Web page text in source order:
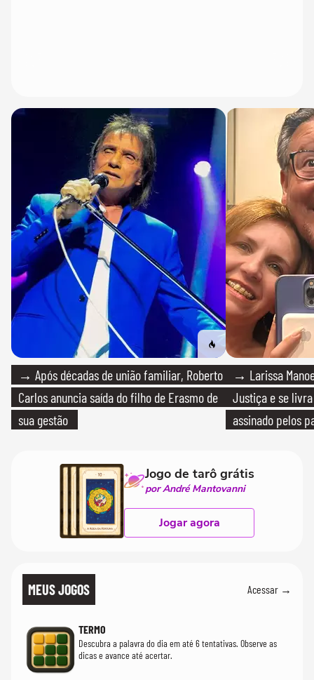
→ Após décadas de união familiar, Roberto
Carlos anuncia saída do filho de Erasmo de
sua gestão
→ Larissa
Justiça e se
assinado pelos
Jogo de tarô grátis
por André Mantovanni
Jogar agora
MEUS JOGOS Acessar →
TERMO
Descubra a palavra do dia em até 6 tentativas. Observe as
dicas e avance até acertar.